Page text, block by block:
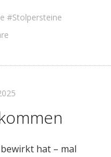
Stolpersteine
hat – mal